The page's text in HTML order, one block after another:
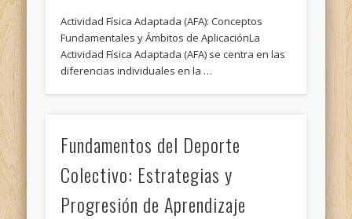
Actividad Física Adaptada (AFA): Conceptos
Fundamentales y Ámbitos de AplicaciónLa
Actividad Física Adaptada (AFA) se centra en las
diferencias individuales en la …
Fundamentos del Deporte
Colectivo: Estrategias y
Progresión de Aprendizaje